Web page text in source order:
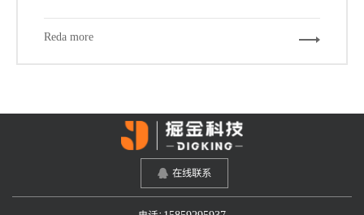
我们的设计工作。下面给大家推荐7个必备的辅助工具和
Reda more
在线联系